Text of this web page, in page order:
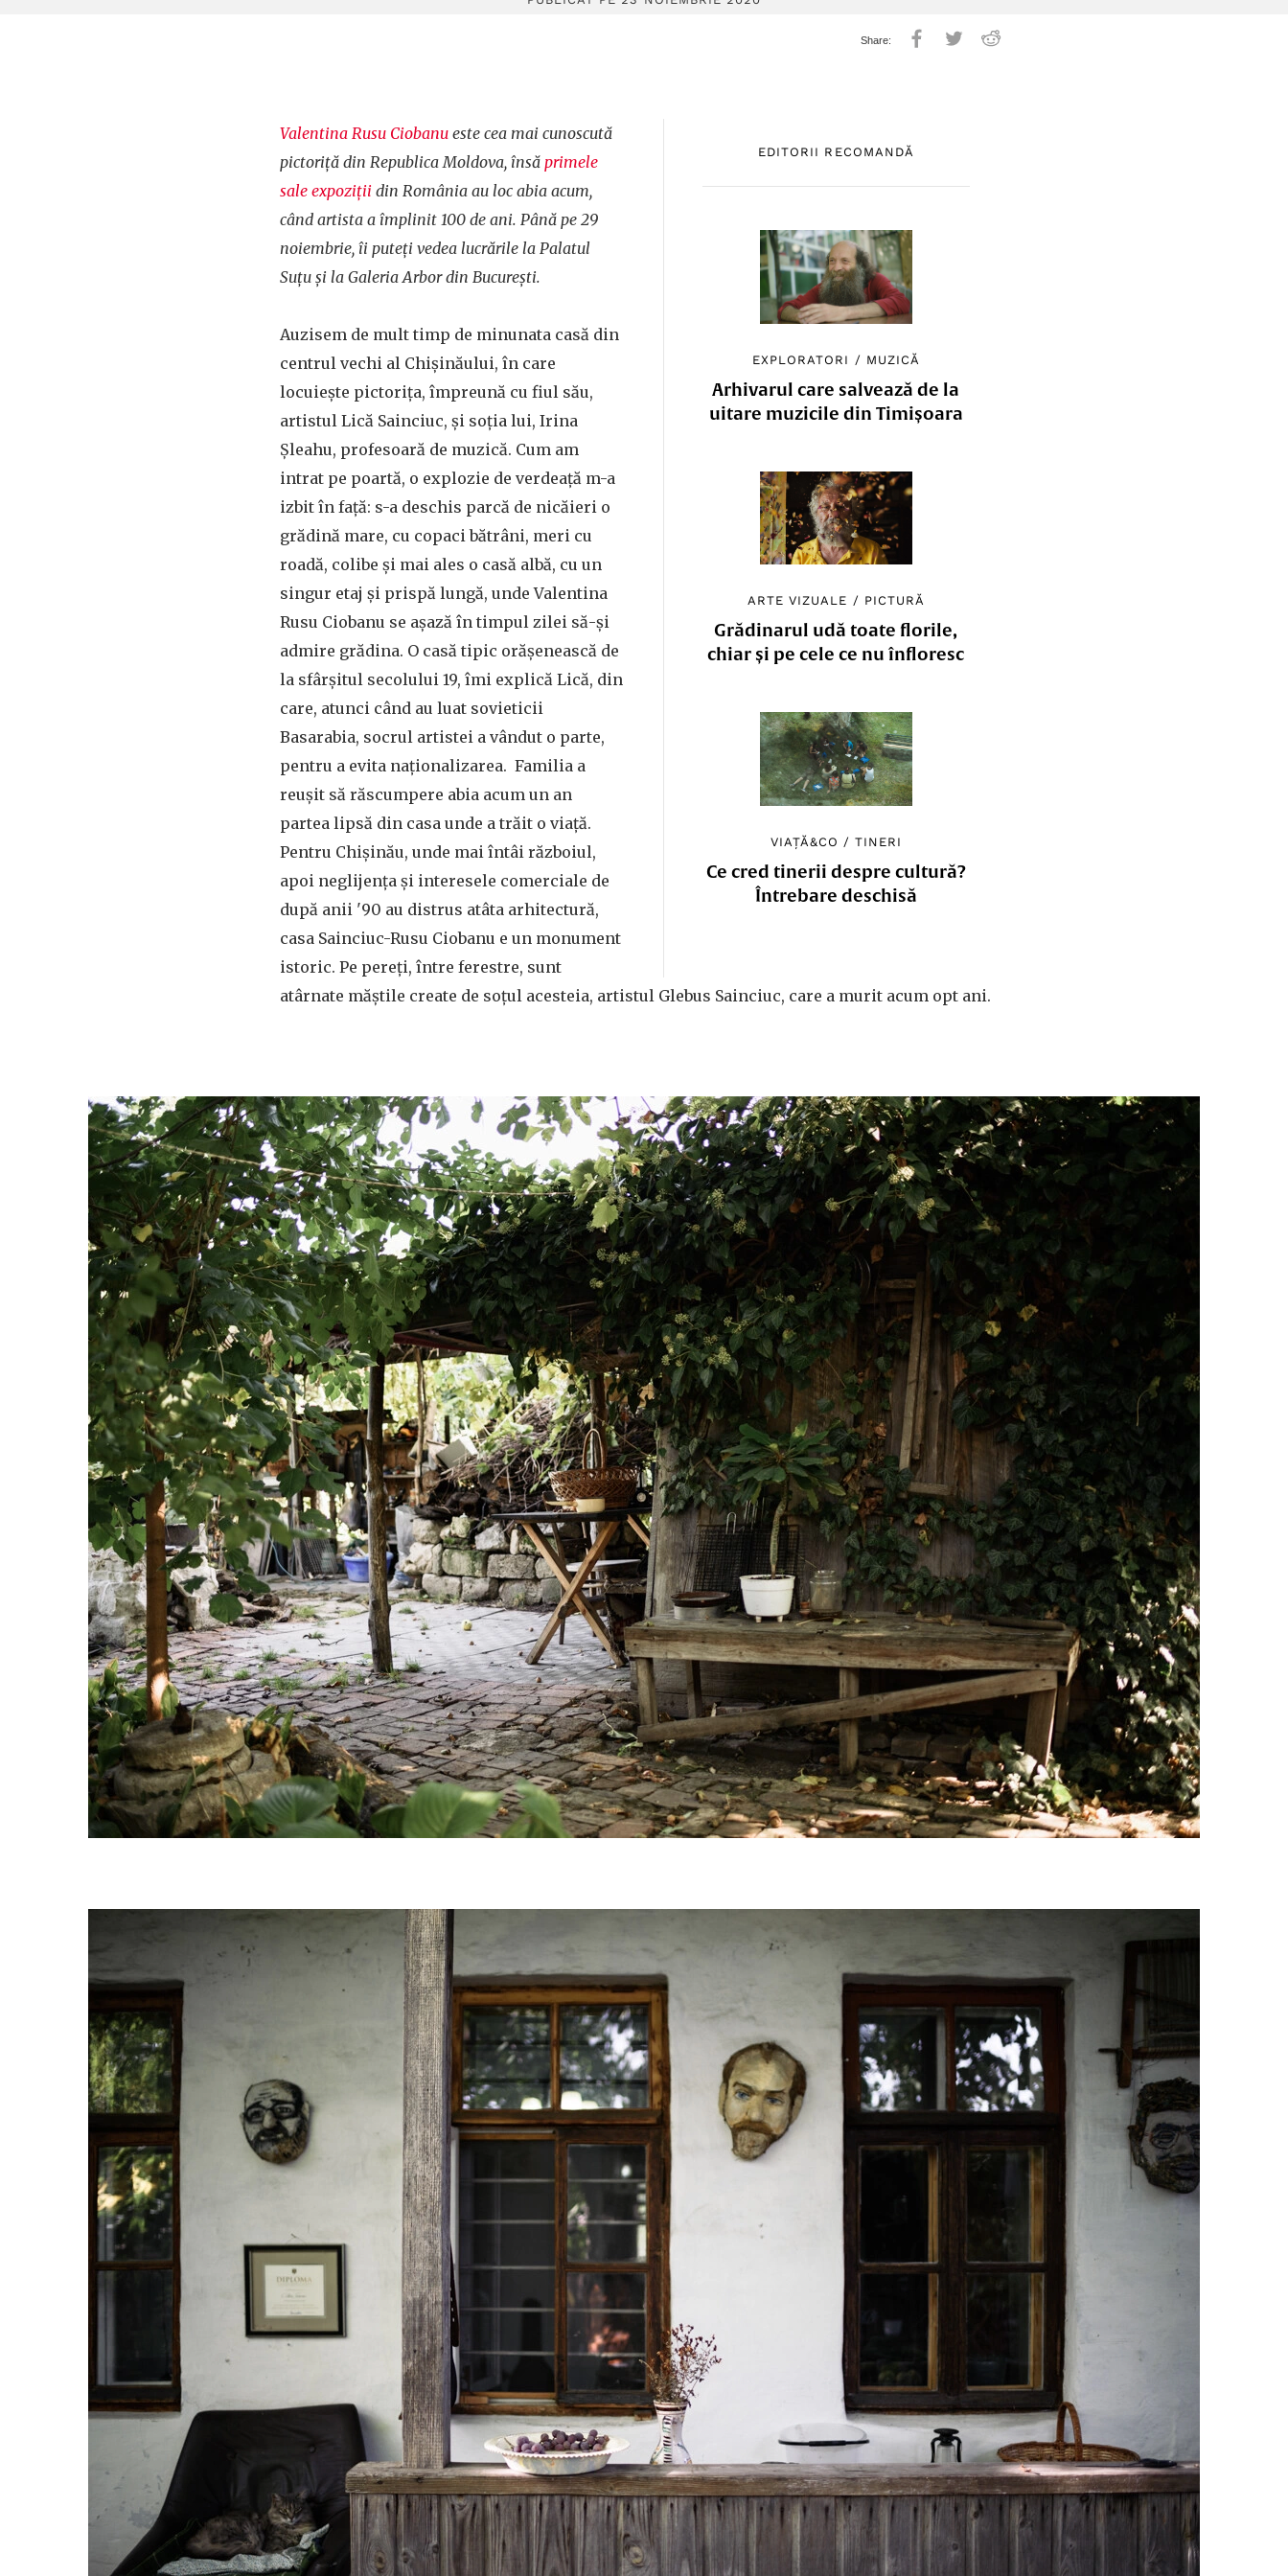
EDITORII RECOMANDĂ
EXPLORATORI / MUZICĂ
Arhivarul care salvează de la
uitare muzicile din Timișoara
ARTE VIZUALE / PICTURĂ
Grădinarul udă toate florile,
chiar și pe cele ce nu înfloresc
VIAȚĂ&CO /TINERI
Ce cred tinerii despre cultură?
Întrebare deschisă
Valentina Rusu Ciobanu este cea mai cunoscută
pictoriță din Republica Moldova, însă primele
sale expoziții din România au loc abia acum,
când artista a împlinit 100 de ani. Până pe 29
noiembrie, îi puteți vedea lucrările la Palatul
Suțu și la Galeria Arbor din București.
Auzisem de mult timp de minunata casă din
centrul vechi al Chișinăului, în care
locuiește pictorița, împreună cu fiul său,
artistul Lică Sainciuc, și soția lui, Irina
Șleahu, profesoară de muzică. Cum am
intrat pe poartă, o explozie de verdeață m-a
izbit în față: s-a deschis parcă de nicăieri o
grădină mare, cu copaci bătrâni, meri cu
roadă, colibe și mai ales o casă albă, cu un
singur etaj și prispă lungă, unde Valentina
Rusu Ciobanu se așază în timpul zilei să-și
admire grădina. O casă tipic orășenească de
la sfârșitul secolului 19, îmi explică Lică, din
care, atunci când au luat sovieticii
Basarabia, socrul artistei a vândut o parte,
pentru a evita naționalizarea. Familia a
reușit să răscumpere abia acum un an
partea lipsă din casa unde a trăit o viață.
Pentru Chișinău, unde mai întâi războiul,
apoi neglijența și interesele comerciale de
după anii '90 au distrus atâta arhitectură,
casa Sainciuc-Rusu Ciobanu e un monument
istoric. Pe pereți, între ferestre, sunt
atârnate măștile create de soțul acesteia, artistul Glebus Sainciuc, care a murit acum opt ani.